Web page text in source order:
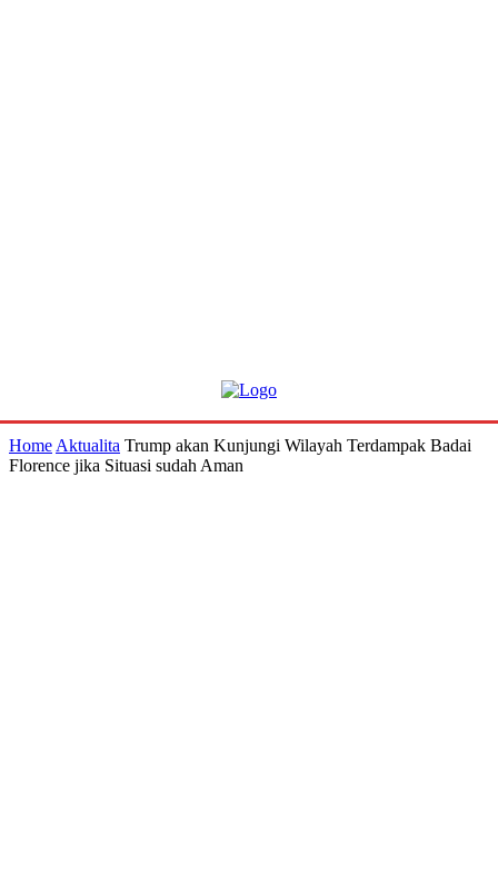
Home Aktualita Trump akan Kunjungi Wilayah Terdampak Badai
Florence jika Situasi sudah Aman